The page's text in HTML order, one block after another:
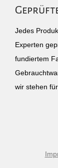
Jedes
Experten
fundiertem
wir stehen